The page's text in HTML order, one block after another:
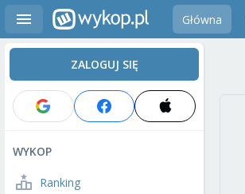
Główna
ZALOGUJ SIĘ
WYKOP
Ranking